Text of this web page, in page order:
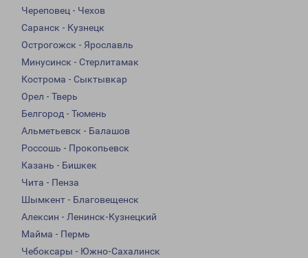
Череповец - Чехов
Саранск - Кузнецк
Острогожск - Ярославль
Минусинск - Стерлитамак
Кострома - Сыктывкар
Орел - Тверь
Белгород - Тюмень
Альметьевск - Балашов
Россошь - Прокопьевск
Казань - Бишкек
Чита - Пенза
Шымкент - Благовещенск
Алексин - Ленинск-Кузнецкий
Майма - Пермь
Чебоксары - Южно-Сахалинск